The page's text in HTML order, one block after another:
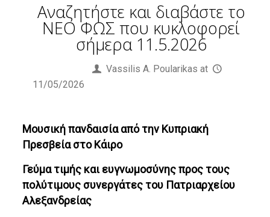
Αναζητήστε και διαβάστε το
ΝΕΟ ΦΩΣ που κυκλοφορεί
σήμερα 11.5.2026
Vassilis Α. Poularikas at
11/05/2026
Μουσική πανδαισία από την Κυπριακή
Πρεσβεία στο Κάιρο
Γεύμα τιμής και ευγνωμοσύνης προς τους
πολύτιμους συνεργάτες του Πατριαρχείου
Αλεξανδρείας